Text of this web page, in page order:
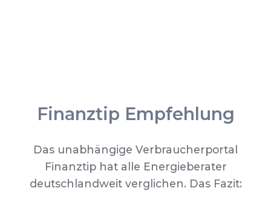
Finanztip Empfehlung
Das unabhängige Verbraucherportal
Finanztip hat alle Energieberater
deutschlandweit verglichen. Das Fazit: